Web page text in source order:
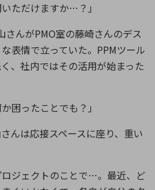
いただけますか… ？」
さんがPMO室の藤崎さんのデス
表情で立っていた。 PPMツール
、社内ではその活用が始まった
困ったことでも？」
んは応接スペースに座り、重い
ジェクトのことで…。最近、ど